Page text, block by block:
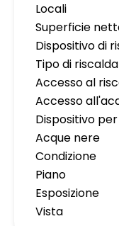
Locali
Superficie
Dispositivo di
Tipo di
Accesso al
Accesso
Dispositivo
Acque nere
Condizione
Piano
Esposizione
Vista